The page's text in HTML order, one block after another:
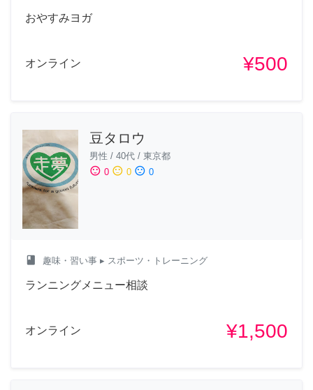
おやすみヨガ
オンライン ¥500
豆タロウ
男性 / 40代 / 東京都
sentiment_satisfied 0 sentiment_neutral 0 sentiment_dissatisfied 0
class 趣味・習い事 ▸ スポーツ・トレーニング
ランニングメニュー相談
オンライン ¥1,500